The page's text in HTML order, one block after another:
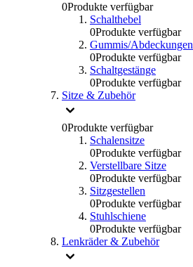
0Produkte verfügbar
Schalthebel
0Produkte verfügbar
Gummis/Abdeckungen
0Produkte verfügbar
Schaltgestänge
0Produkte verfügbar
Sitze & Zubehör
0Produkte verfügbar
Schalensitze
0Produkte verfügbar
Verstellbare Sitze
0Produkte verfügbar
Sitzgestellen
0Produkte verfügbar
Stuhlschiene
0Produkte verfügbar
Lenkräder & Zubehör